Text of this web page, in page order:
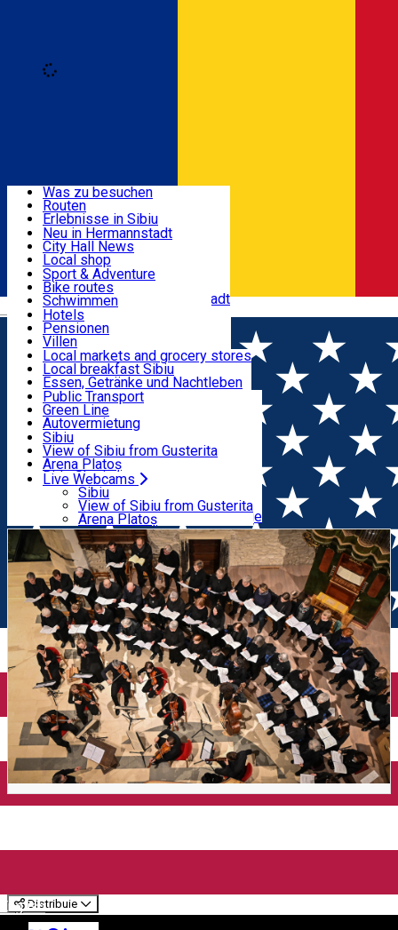
Română
English
Nützliche informationen
Aktivitäten & Abenteuer
Unterkunft
Essen, Getränke & Nachtleben
Transport & Parken
Live Webcams
Was zu besuchen
Routen
Erlebnisse in Sibiu
Podcast
Kultur
Museen
Kirchen
Parks, Zoo
Im Umkreis von Hermannstadt
Neu in Hermannstadt
City Hall News
Local shop
Sibiu Handwerker
Sibiul Verde
Public services
Bildung
Wie komme ich nach Sibiu?
Touristeninfo
Reiseführer
Guided tours
Local publication
Schönheitssalon
Sport & Adventure
Bike routes
Schwimmen
Reiten
Fitnessstudio
Loc de joacă indoor
Loc de joacă outdoor
Ski
Eislaufen
Yoga
Hotels
Pensionen
Villen
Hostels
Motels
Camping
Zimmer zu vermieten
Wohnungen
Unterkunft außerhalb von Sibiu
Local markets and grocery stores
Local breakfast Sibiu
Essen, Getränke und Nachtleben
Pizza
Fast Food
Kaffeestube
Konditorei
Pub, Bar
Nachtclubs
Bäckerei
Public Transport
Green Line
Autovermietung
Fahrad verleih
Scooter rentals
Taxi
Ride Sharing
Park-Tickets
Parkplätze
Ladestationen für Elektrofahrzeuge
Sibiu
View of Sibiu from Gusterita
Arena Platoș
Live Webcams
Sibiu
View of Sibiu from Gusterita
Arena Platoș
Home Concert
Muzica in Catedrala Evanghelica cu
Corul Bach
Evanghelica cu Corul Bach
Distribuie